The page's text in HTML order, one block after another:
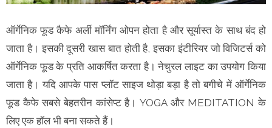
ऑर्गेनिक फूड कैफे अर्ली मॉर्निंग ओपन होता है और सूर्यास्त के साथ बंद हो
जाता है। इसकी दूसरी खास बात होती है, इसका इंटीरियर जो विजिटर्स को
ऑर्गेनिक फूड के प्रति आकर्षित करता है। नेचुरल लाइट का उपयोग किया
जाता है। यदि आपके पास प्लॉट साइज थोड़ा बड़ा है तो बगीचे में ऑर्गेनिक
फूड कैफे सबसे बेहतरीन कांसेप्ट है। YOGA और MEDITATION के
लिए एक हॉल भी बना सकते हैं।